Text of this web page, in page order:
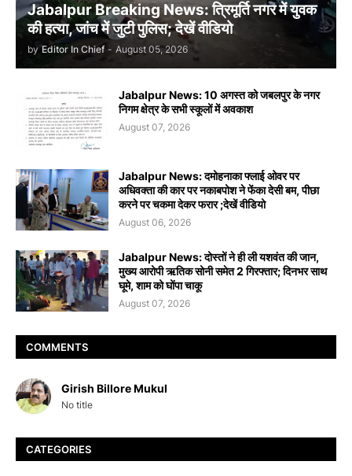
Jabalpur Breaking News: त्रिमूर्ति नगर में युवक
की हत्या, जांच में जुटी पुलिस; देखें वीडियो
by Editor In Chief - August 05, 2026
Jabalpur News: 10 अगस्त को जबलपुर के नगर
निगम क्षेत्र के सभी स्कूलों में अवकाश
August 07, 2026
Jabalpur News: दमोहनाका फ्लाई ओवर पर
अधिवक्ता की कार पर नकाबपोश ने फेंका देसी बम, पीछा
करने पर चकमा देकर फरार ;देखें वीडियो
August 06, 2026
Jabalpur News: दोस्तों ने ही ली यशवंत की जान,
मुख्य आरोपी ऋतिक सोनी समेत 2 गिरफ्तार; दिनभर साथ
घूमे, शाम को घोंपा चाकू
August 07, 2026
COMMENTS
Girish Billore Mukul
No title
CATEGORIES